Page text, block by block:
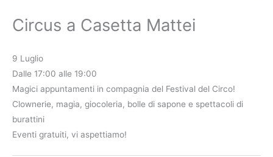
Circus a Casetta Mattei
9 Luglio
Dalle 17:00 alle 19:00
Magici appuntamenti in compagnia del Festival del Circo!
Clownerie, magia, giocoleria, bolle di sapone e spettacoli di
burattini
Eventi gratuiti, vi aspettiamo!